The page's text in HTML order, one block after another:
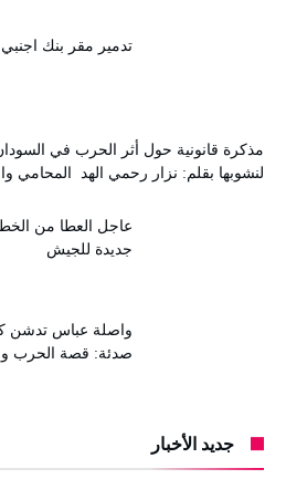
تدمير مقر بنك
مذكرة قانونية حول أثر الحرب في
لنشوبها بقلم: نزار رحمي الهد المحامي
عاجل العطا من
جديدة للجيش
واصلة عباس تدشن
صدئة: قصة الحرب
جديد الأخبار